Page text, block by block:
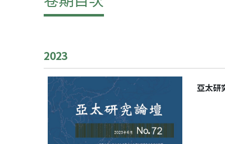
2023
亞太研